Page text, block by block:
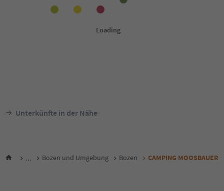
Unterkünfte in der Nähe
... Bozen und Umgebung Bozen CAMPING MOOSBAUER